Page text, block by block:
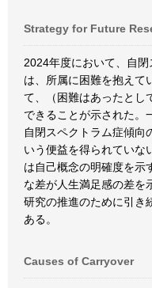
Strategy for Future
2024年度において、自
は、所属に困難を抱えて
て、（困難はあったとし
できることが示された。
自閉スペクトラム症傾向
いう便益を得られていな
は自己概念の明確度を示
な差が人生満足感の差を
研究の推進のために引き
ある。
Causes of Carryover